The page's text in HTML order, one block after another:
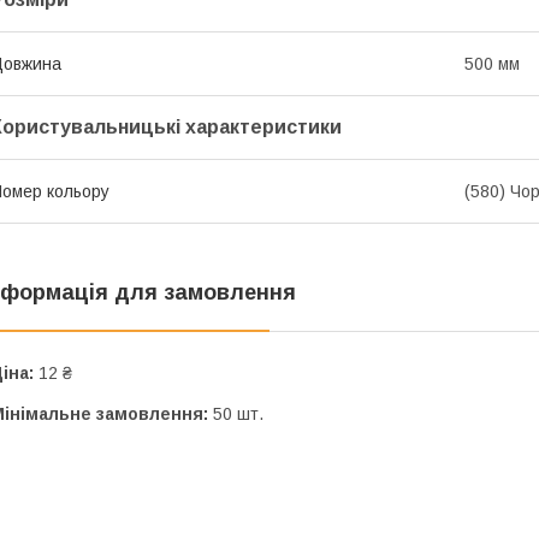
500 мм
характеристики
кольору (580)
для замовлення
12 ₴
замовлення: 50 шт.